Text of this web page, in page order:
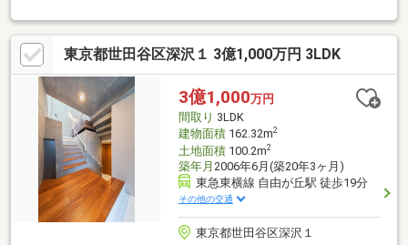
駒沢公園・学芸大附属小・中に近く子育て環境に適■ＳＥ構法で
地震等自然災害にも強い建築■スキップフロアーで独立した主寝
室■リビングアクセントにエコカラット使用
東京都世田谷区深沢１ 3億1,000万円 3LDK
3億1,000万円
間取り 3LDK
建物面積162.32m2
土地面積100.2m2
築年月 2006年6月(築20年3ヶ月)
東急東横線 自由が丘駅 徒歩19分
その他の交通
東京都世田谷区深沢１